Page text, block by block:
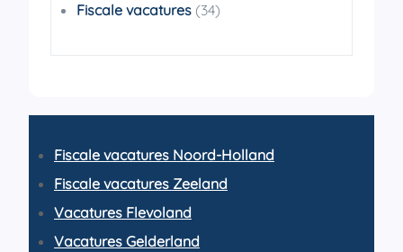
Fiscale vacatures (34)
Fiscale vacatures Noord-Holland
Fiscale vacatures Zeeland
Vacatures Flevoland
Vacatures Gelderland